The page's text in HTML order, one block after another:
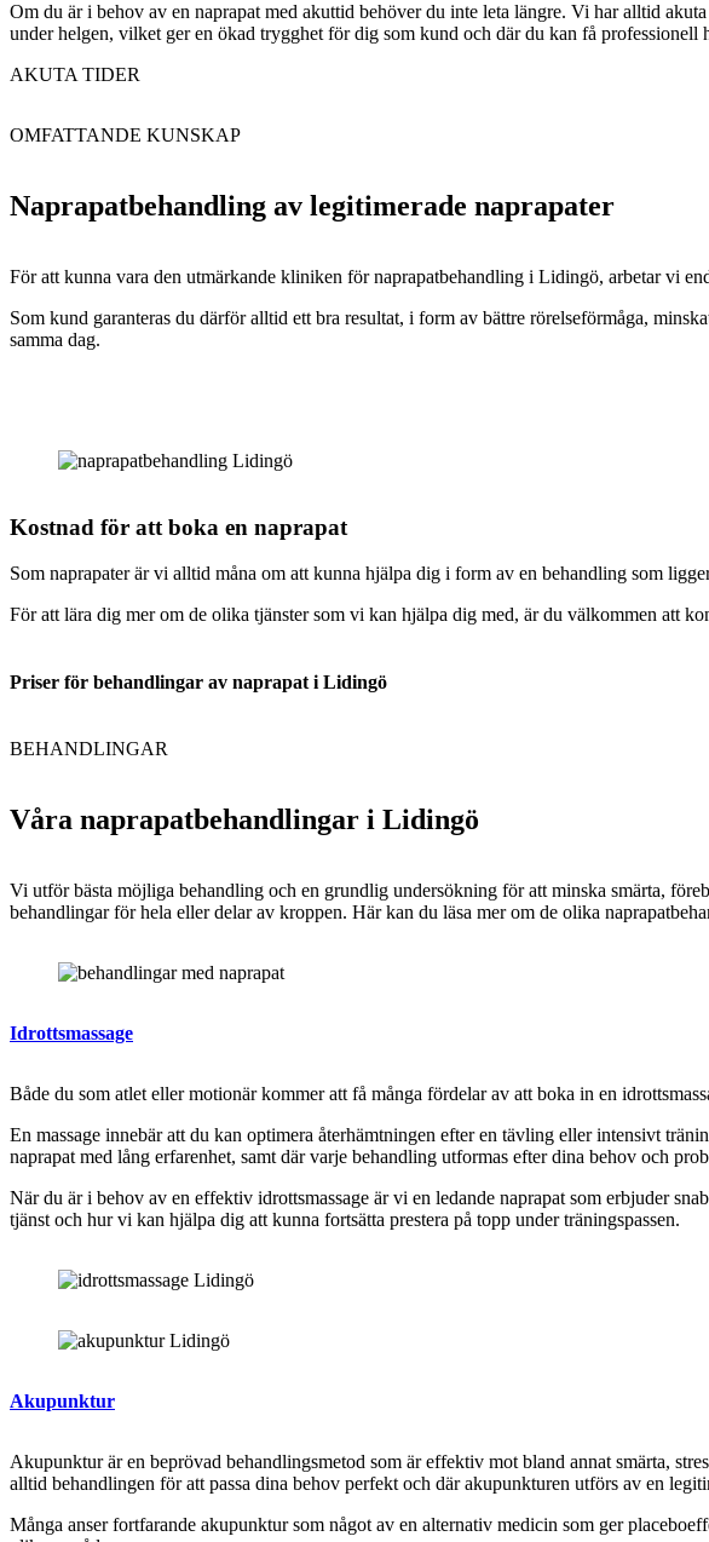
Om du är i behov av en naprapat med akuttid behöver du inte leta längre. Vi har alltid
under helgen, vilket ger en ökad trygghet för dig som kund och där du kan få professionell
AKUTA TIDER
Naprapatbehandling av legitimerade naprapater
För att kunna vara den utmärkande kliniken för naprapatbehandling i Lidingö, arbetar vi
Som kund garanteras du därför alltid ett bra resultat, i form av bättre rörelseförmåga,
samma dag.
OMFATTANDE KUNSKAP
Kostnad för att boka en naprapat
Som naprapater är vi alltid måna om att kunna hjälpa dig i form av en behandling som
För att lära dig mer om de olika tjänster som vi kan hjälpa dig med, är du välkommen att
Priser för behandlingar av naprapat i Lidingö
Våra naprapatbehandlingar i Lidingö
Vi utför bästa möjliga behandling och en grundlig undersökning för att minska smärta,
behandlingar för hela eller delar av kroppen. Här kan du läsa mer om de olika
BEHANDLINGAR
Idrottsmassage
Både du som atlet eller motionär kommer att få många fördelar av att boka in en
En massage innebär att du kan optimera återhämtningen efter en tävling eller intensivt
naprapat med lång erfarenhet, samt där varje behandling utformas efter dina behov och
När du är i behov av en effektiv idrottsmassage är vi en ledande naprapat som erbjuder
tjänst och hur vi kan hjälpa dig att kunna fortsätta prestera på topp under träningspassen.
Akupunktur
Akupunktur är en beprövad behandlingsmetod som är effektiv mot bland annat smärta,
alltid behandlingen för att passa dina behov perfekt och där akupunkturen utförs av en
Många anser fortfarande akupunktur som något av en alternativ medicin som ger